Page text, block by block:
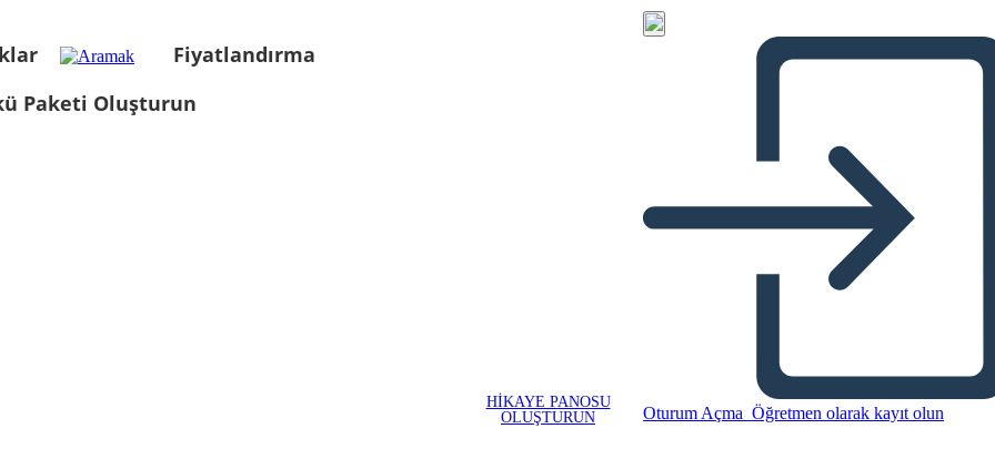
Fiyatlandırma
Paketi Oluşturun
HIKAYE PANOSU
OLUŞTURUN
Oturum Açma Öğretmen olarak kayıt olun